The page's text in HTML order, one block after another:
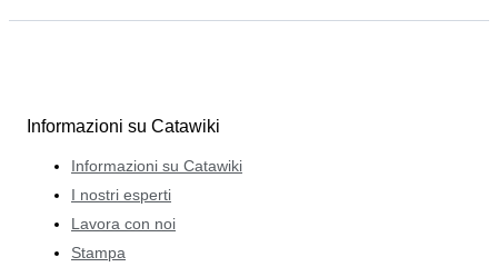
Informazioni su Catawiki
Informazioni su Catawiki
I nostri esperti
Lavora con noi
Stampa